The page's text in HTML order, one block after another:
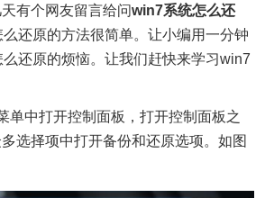
有个网友留言给问win7系统怎么还
还原的方法很简单。让小编用一分钟
还原的烦恼。让我们赶快来学习win7
中打开控制面板，打开控制面板之
选择项中打开备份和还原选项。如图